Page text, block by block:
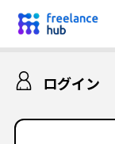
ログイン